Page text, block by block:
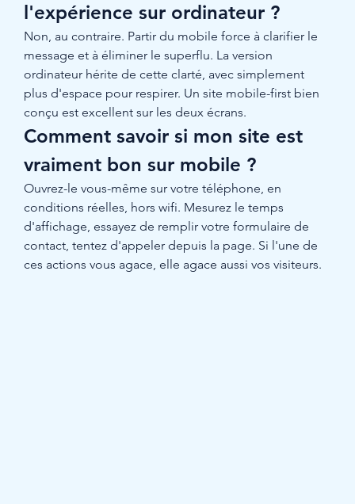
l'expérience sur ordinateur ?
Non, au contraire. Partir du mobile force à clarifier le
message et à éliminer le superflu. La version
ordinateur hérite de cette clarté, avec simplement
plus d'espace pour respirer. Un site mobile-first bien
conçu est excellent sur les deux écrans.
Comment savoir si mon site est
vraiment bon sur mobile ?
Ouvrez-le vous-même sur votre téléphone, en
conditions réelles, hors wifi. Mesurez le temps
d'affichage, essayez de remplir votre formulaire de
contact, tentez d'appeler depuis la page. Si l'une de
ces actions vous agace, elle agace aussi vos visiteurs.